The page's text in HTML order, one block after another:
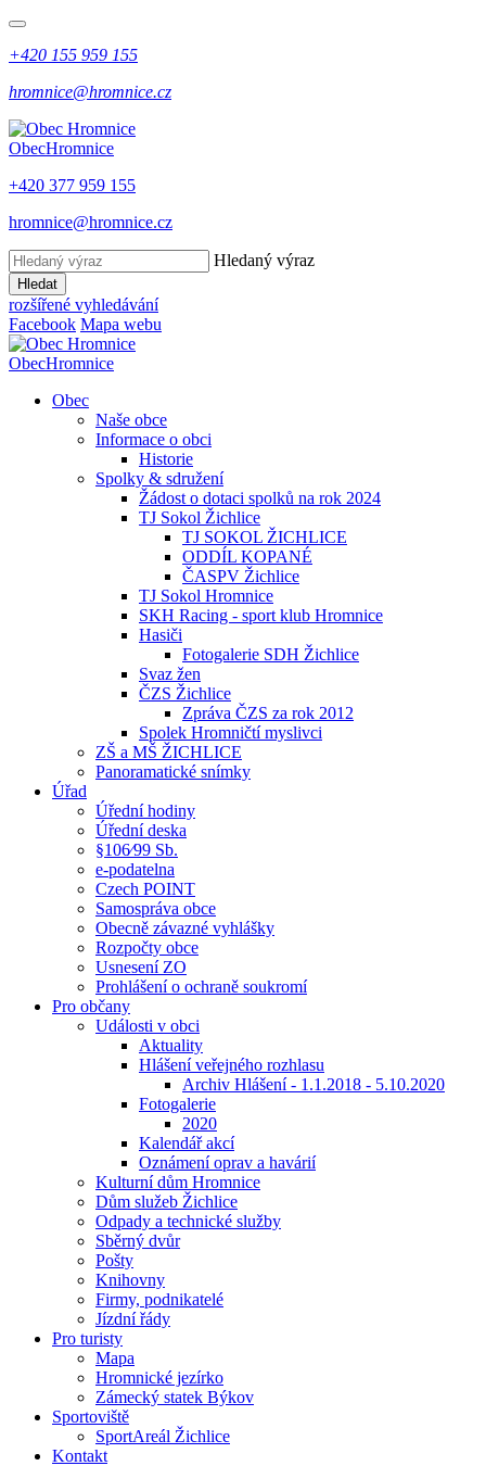
+420 155 959 155
hromnice@hromnice.cz
ObecHromnice
+420 377 959 155
hromnice@hromnice.cz
Hledaný výraz
Hledat
rozšířené vyhledávání
Facebook Mapa webu
ObecHromnice
Obec
Naše obce
Informace o obci
Historie
Spolky & sdružení
Žádost o dotaci spolků na rok 2024
TJ Sokol Žichlice
TJ SOKOL ŽICHLICE
ODDÍL KOPANÉ
ČASPV Žichlice
TJ Sokol Hromnice
SKH Racing - sport klub Hromnice
Hasiči
Fotogalerie SDH Žichlice
Svaz žen
ČZS Žichlice
Zpráva ČZS za rok 2012
Spolek Hromničtí myslivci
ZŠ a MŠ ŽICHLICE
Panoramatické snímky
Úřad
Úřední hodiny
Úřední deska
§106⁄99 Sb.
e-podatelna
Czech POINT
Samospráva obce
Obecně závazné vyhlášky
Rozpočty obce
Usnesení ZO
Prohlášení o ochraně soukromí
Pro občany
Události v obci
Aktuality
Hlášení veřejného rozhlasu
Archiv Hlášení - 1.1.2018 - 5.10.2020
Fotogalerie
2020
Kalendář akcí
Oznámení oprav a havárií
Kulturní dům Hromnice
Dům služeb Žichlice
Odpady a technické služby
Sběrný dvůr
Pošty
Knihovny
Firmy, podnikatelé
Jízdní řády
Pro turisty
Mapa
Hromnické jezírko
Zámecký statek Býkov
Sportoviště
SportAreál Žichlice
Kontakt